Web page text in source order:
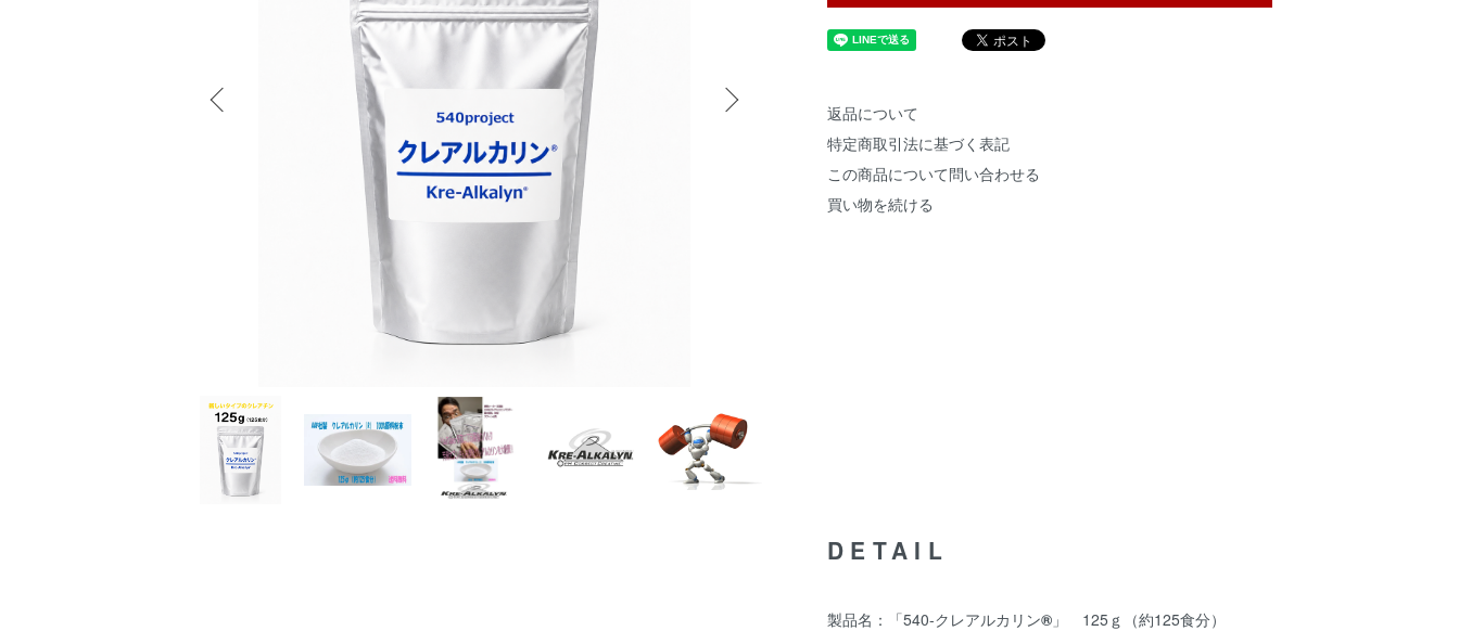
返品について
特定商取引法に基づく表記
この商品について問い合わせる
買い物を続ける
DETAIL
製品名：「540-クレアルカリン® 」 125ｇ（約125食分）